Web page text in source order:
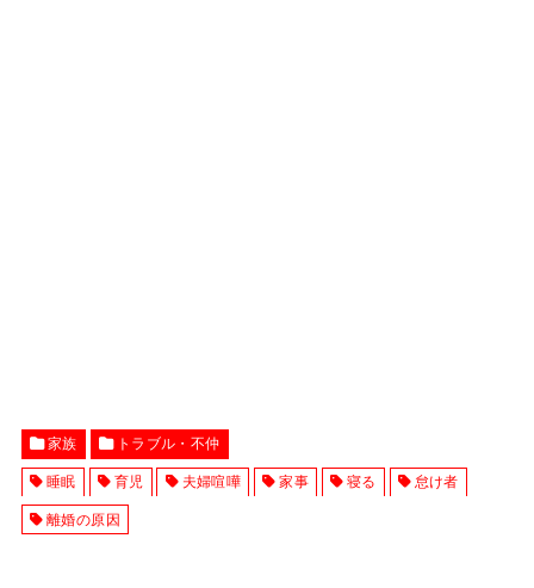
家族 トラブル・不仲
睡眠 育児 夫婦喧嘩 家事 寝る 怠け者
離婚の原因